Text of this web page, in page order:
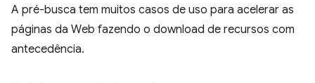
A pré-busca tem muitos casos de uso para acelerar as
páginas da Web fazendo o download de recursos com
antecedência.